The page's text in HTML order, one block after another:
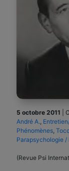
5 octobre 2011
André A.
Phénomènes
Parapsychologie /
(Revue Psi